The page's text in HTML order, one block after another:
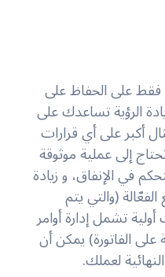
فقط على الحفاظ على
الرؤية تساعدك على
أكبر على أي قرارات
إلى عملية موثوقة
في الإنفاق، و زيادة
(والتي يتم
تشمل إدارة أوامر
على الفاتورة) يمكن أن
لعملك.